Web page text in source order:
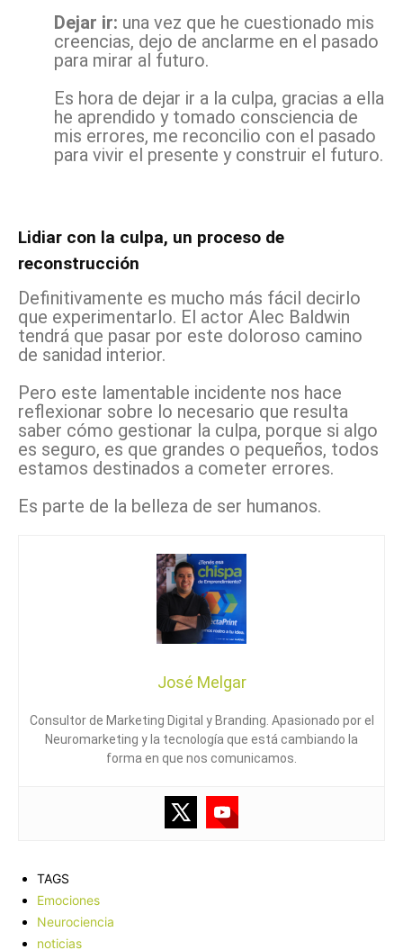
Dejar ir: una vez que he cuestionado mis
creencias, dejo de anclarme en el pasado
para mirar al futuro.
Es hora de dejar ir a la culpa, gracias a ella
he aprendido y tomado consciencia de
mis errores, me reconcilio con el pasado
para vivir el presente y construir el futuro.
Lidiar con la culpa, un proceso de
reconstrucción
Definitivamente es mucho más fácil decirlo
que experimentarlo. El actor Alec Baldwin
tendrá que pasar por este doloroso camino
de sanidad interior.
Pero este lamentable incidente nos hace
reflexionar sobre lo necesario que resulta
saber cómo gestionar la culpa, porque si algo
es seguro, es que grandes o pequeños, todos
estamos destinados a cometer errores.
Es parte de la belleza de ser humanos.
José Melgar
Consultor de Marketing Digital y Branding. Apasionado por el
Neuromarketing y la tecnología que está cambiando la
forma en que nos comunicamos.
TAGS
Emociones
Neurociencia
noticias